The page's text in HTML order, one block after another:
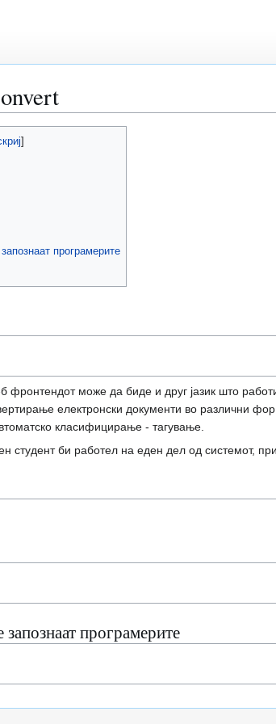
програмерите
фронтендот може да биде и друг јазик што
електронски документи во различни
класифицирање - тагување.
студент би работел на еден дел од системот,
програмерите